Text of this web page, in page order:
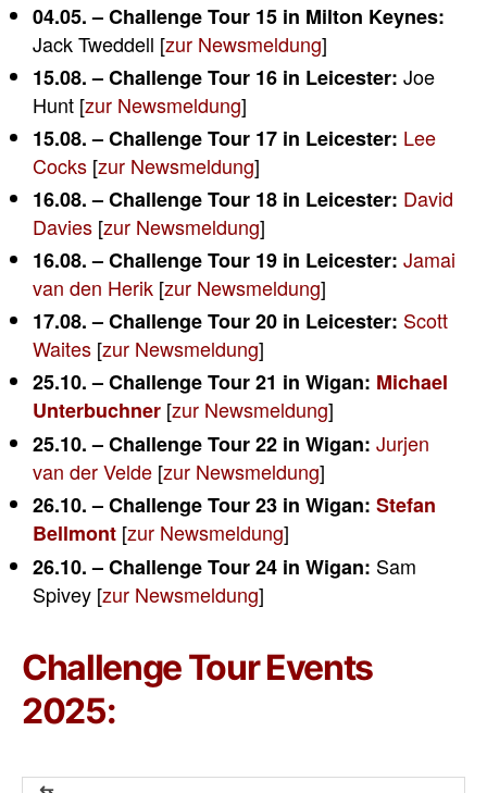
04.05. – Challenge Tour 15 in Milton Keynes:
Jack Tweddell [zur Newsmeldung]
15.08. – Challenge Tour 16 in Leicester: Joe
Hunt [zur Newsmeldung]
15.08. – Challenge Tour 17 in Leicester: Lee
Cocks [zur Newsmeldung]
16.08. – Challenge Tour 18 in Leicester: David
Davies [zur Newsmeldung]
16.08. – Challenge Tour 19 in Leicester: Jamai
van den Herik [zur Newsmeldung]
17.08. – Challenge Tour 20 in Leicester: Scott
Waites [zur Newsmeldung]
25.10. – Challenge Tour 21 in Wigan: Michael
Unterbuchner [zur Newsmeldung]
25.10. – Challenge Tour 22 in Wigan: Jurjen
van der Velde [zur Newsmeldung]
26.10. – Challenge Tour 23 in Wigan: Stefan
Bellmont [zur Newsmeldung]
26.10. – Challenge Tour 24 in Wigan: Sam
Spivey [zur Newsmeldung]
Challenge Tour Events
2025: